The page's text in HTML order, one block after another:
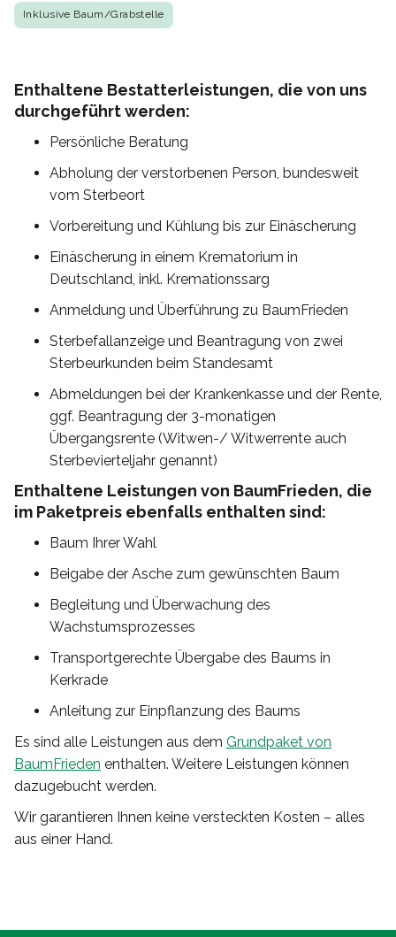
Inklusive Baum/Grabstelle
Enthaltene Bestatterleistungen, die von uns
durchgeführt werden:
Persönliche Beratung
Abholung der verstorbenen Person, bundesweit
vom Sterbeort
Vorbereitung und Kühlung bis zur Einäscherung
Einäscherung in einem Krematorium in
Deutschland, inkl. Kremationssarg
Anmeldung und Überführung zu BaumFrieden
Sterbefallanzeige und Beantragung von zwei
Sterbeurkunden beim Standesamt
Abmeldungen bei der Krankenkasse und der Rente,
ggf. Beantragung der 3-monatigen
Übergangsrente (Witwen-/ Witwerrente auch
Sterbevierteljahr genannt)
Enthaltene Leistungen von BaumFrieden, die
im Paketpreis ebenfalls enthalten sind:
Baum Ihrer Wahl
Beigabe der Asche zum gewünschten Baum
Begleitung und Überwachung des
Wachstumsprozesses
Transportgerechte Übergabe des Baums in
Kerkrade
Anleitung zur Einpflanzung des Baums
Es sind alle Leistungen aus dem Grundpaket von
BaumFrieden enthalten. Weitere Leistungen können
dazugebucht werden.
Wir garantieren Ihnen keine versteckten Kosten – alles
aus einer Hand.